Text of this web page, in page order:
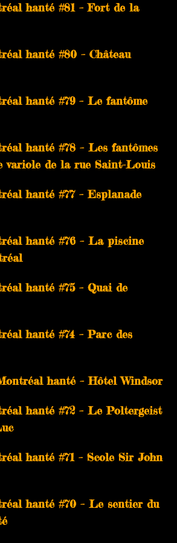
hanté #81 – Fort de la
hanté #80 – Château
hanté #79 – Le fantôme
hanté #78 – Les fantômes
variole de la rue Saint-Louis
hanté #77 – Esplanade
hanté #76 – La piscine
hanté #75 – Quai de
hanté #74 – Parc des
hanté – Hôtel Windsor
hanté #72 – Le Poltergeist
hanté #71 – Scole Sir John
hanté #70 – Le sentier du